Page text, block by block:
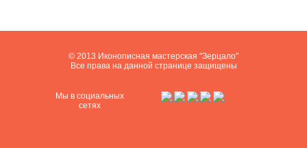
© 2013 Иконописная мастерская "Зерцало"
Все права на данной странице защищены
Мы в социальных
сетях